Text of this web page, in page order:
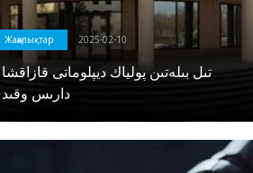
Жаңалықтар 2025-02-10
دارىس